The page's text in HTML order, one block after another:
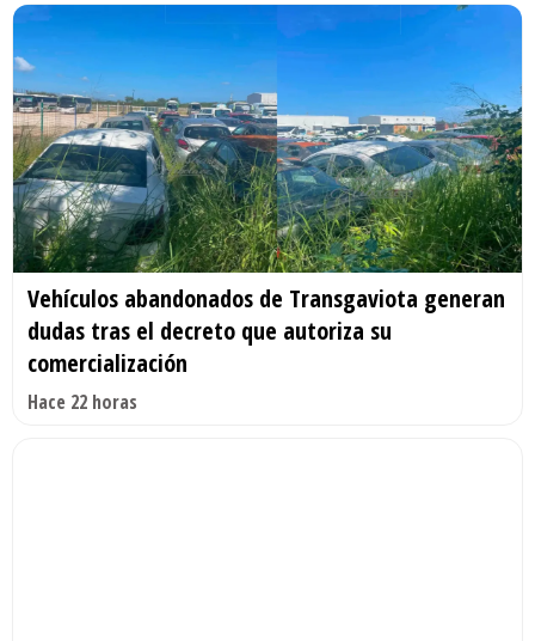
Vehículos abandonados de Transgaviota generan
dudas tras el decreto que autoriza su
comercialización
Hace 22 horas